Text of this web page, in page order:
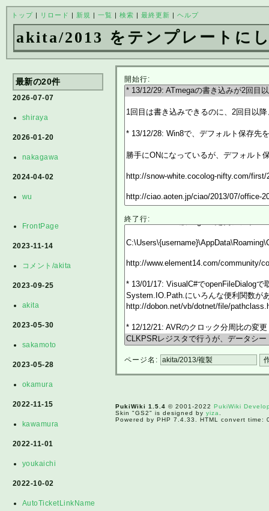
トップ| リロード | 新規 | 一覧 | 検索 | 最終更新 | ヘルプ
akita/2013 をテンプレートに
最新の20件
2026-07-07
shiraya
2026-01-20
nakagawa
2024-04-02
wu
FrontPage
2023-11-14
コメント/akita
2023-09-25
akita
2023-05-30
sakamoto
2023-05-28
okamura
2022-11-15
kawamura
2022-11-01
youkaichi
2022-10-02
AutoTicketLinkName
開始行:
終了行:
ページ名:
PukiWiki 1.5.4 © 2001-2022PukiWiki
Skin "GS2" is designed byyiza
Powered by PHP 7.4.33. HTML convert time: